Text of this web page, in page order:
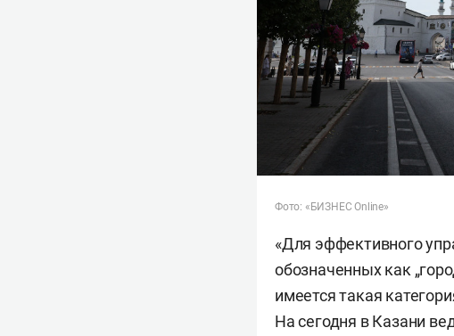
Фото: «БИЗНЕС Online»
«Для эффективного
обозначенных как
имеется такая
На сегодня в Казани